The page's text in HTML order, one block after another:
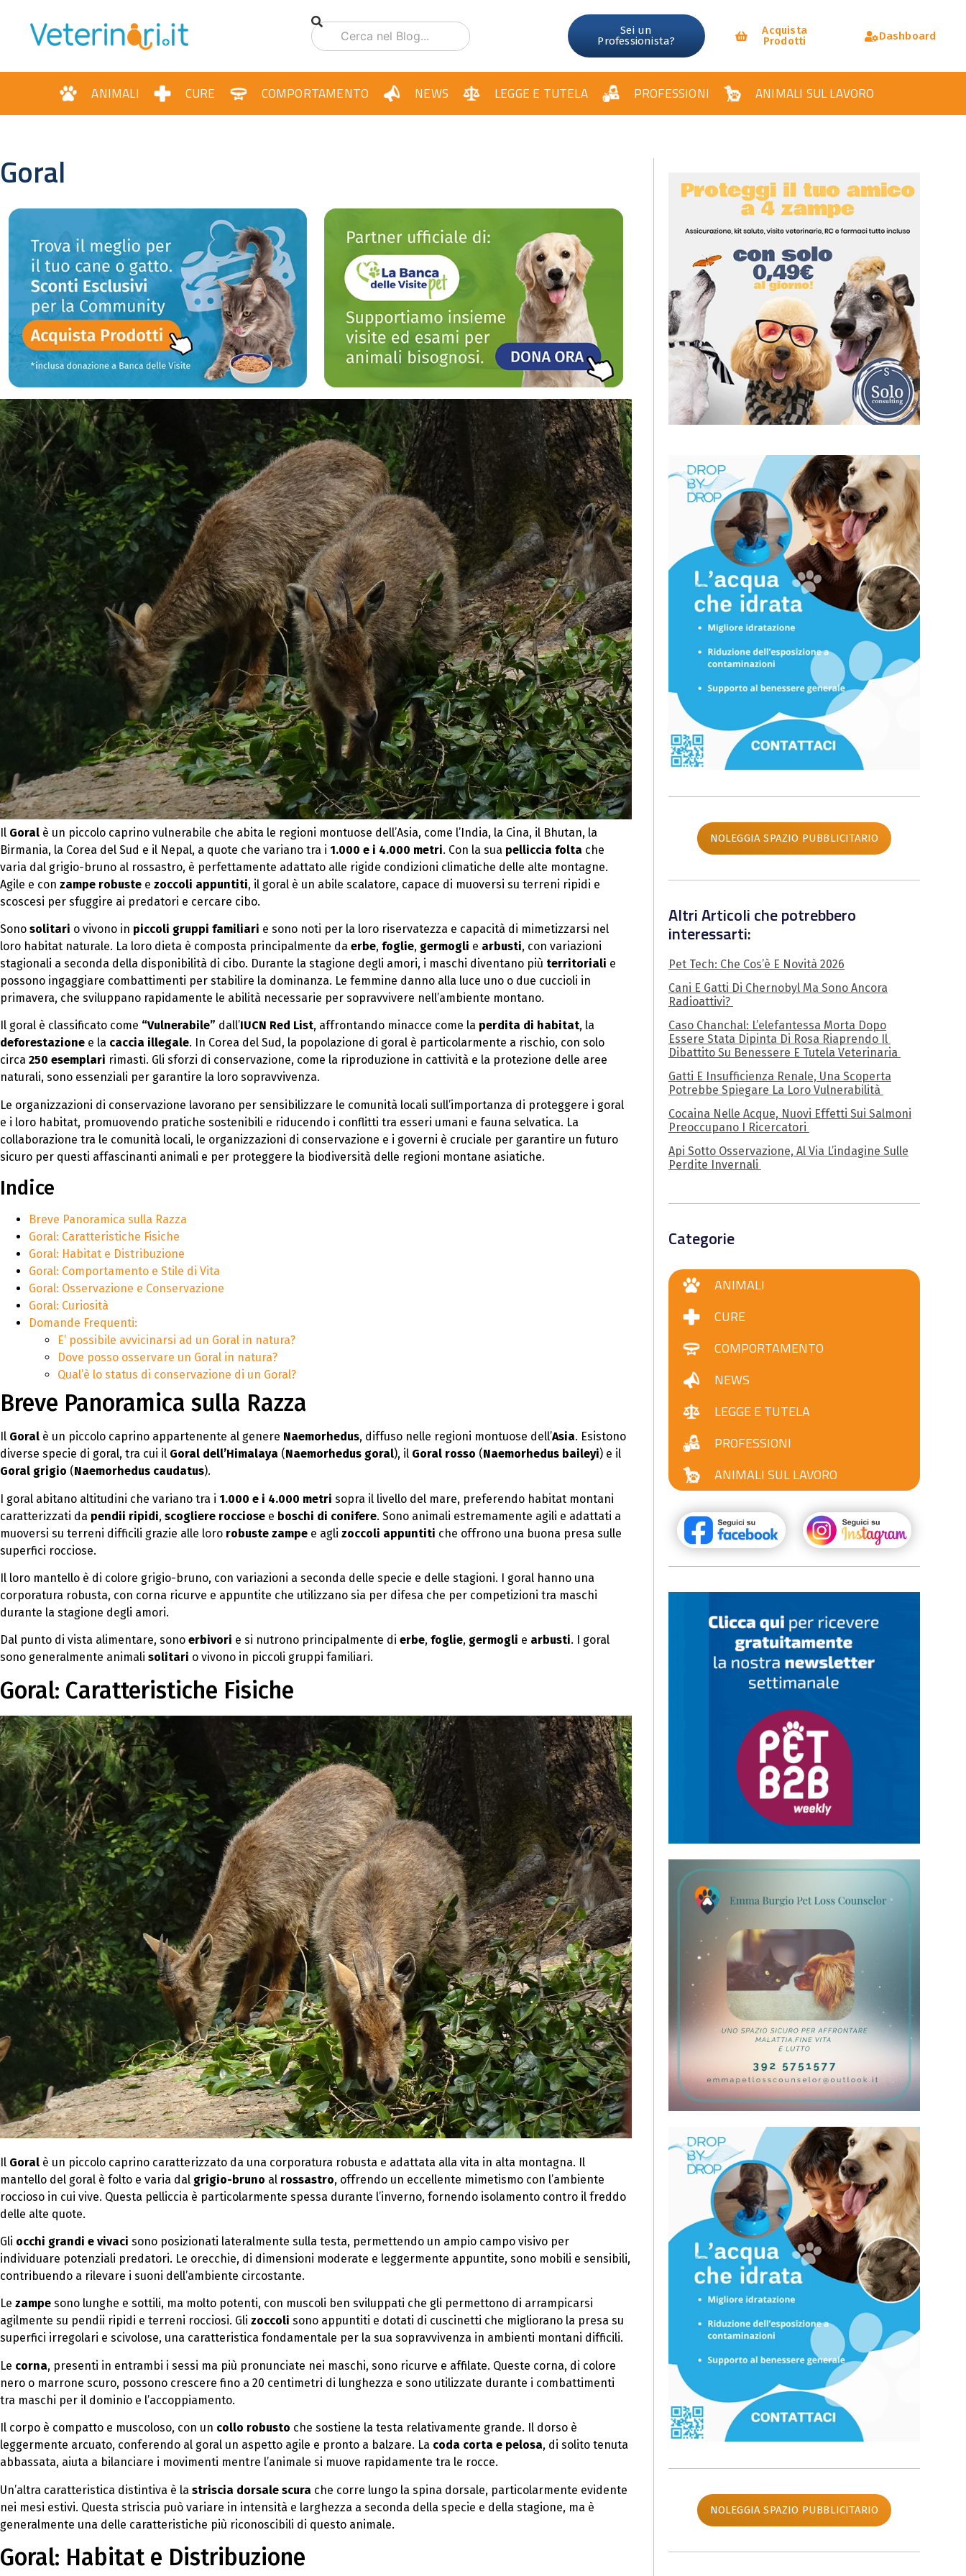
Sei un
Professionista?
Acquista
Prodotti
Dashboard
ANIMALI CURE COMPORTAMENTO NEWS LEGGE E TUTELA PROFESSIONI ANIMALI SUL LAVORO
Goral
Il Goral è un piccolo caprino vulnerabile che abita le regioni montuose dell’Asia, come l’India, la Cina, il Bhutan, la
Birmania, la Corea del Sud e il Nepal, a quote che variano tra i 1.000 e i 4.000 metri. Con la sua pelliccia folta che
varia dal grigio-bruno al rossastro, è perfettamente adattato alle rigide condizioni climatiche delle alte montagne.
Agile e con zampe robuste e zoccoli appuntiti, il goral è un abile scalatore, capace di muoversi su terreni ripidi e
scoscesi per sfuggire ai predatori e cercare cibo.
Sono solitari o vivono in piccoli gruppi familiari e sono noti per la loro riservatezza e capacità di mimetizzarsi nel
loro habitat naturale. La loro dieta è composta principalmente da erbe, foglie, germogli e arbusti, con variazioni
stagionali a seconda della disponibilità di cibo. Durante la stagione degli amori, i maschi diventano più territoriali e
possono ingaggiare combattimenti per stabilire la dominanza. Le femmine danno alla luce uno o due cuccioli in
primavera, che sviluppano rapidamente le abilità necessarie per sopravvivere nell’ambiente montano.
Il goral è classificato come “Vulnerabile” dall’IUCN Red List, affrontando minacce come la perdita di habitat, la
deforestazione e la caccia illegale. In Corea del Sud, la popolazione di goral è particolarmente a rischio, con solo
circa 250 esemplari rimasti. Gli sforzi di conservazione, come la riproduzione in cattività e la protezione delle aree
naturali, sono essenziali per garantire la loro sopravvivenza.
Le organizzazioni di conservazione lavorano per sensibilizzare le comunità locali sull’importanza di proteggere i goral
e i loro habitat, promuovendo pratiche sostenibili e riducendo i conflitti tra esseri umani e fauna selvatica. La
collaborazione tra le comunità locali, le organizzazioni di conservazione e i governi è cruciale per garantire un futuro
sicuro per questi affascinanti animali e per proteggere la biodiversità delle regioni montane asiatiche.
Indice
Breve Panoramica sulla Razza
Goral: Caratteristiche Fisiche
Goral: Habitat e Distribuzione
Goral: Comportamento e Stile di Vita
Goral: Osservazione e Conservazione
Goral: Curiosità
Domande Frequenti:
E’ possibile avvicinarsi ad un Goral in natura?
Dove posso osservare un Goral in natura?
Qual’è lo status di conservazione di un Goral?
Breve Panoramica sulla Razza
Il Goral è un piccolo caprino appartenente al genere Naemorhedus, diffuso nelle regioni montuose dell’Asia. Esistono
diverse specie di goral, tra cui il Goral dell’Himalaya (Naemorhedus goral), il Goral rosso (Naemorhedus baileyi) e il
Goral grigio (Naemorhedus caudatus).
I goral abitano altitudini che variano tra i 1.000 e i 4.000 metri sopra il livello del mare, preferendo habitat montani
caratterizzati da pendii ripidi, scogliere rocciose e boschi di conifere. Sono animali estremamente agili e adattati a
muoversi su terreni difficili grazie alle loro robuste zampe e agli zoccoli appuntiti che offrono una buona presa sulle
superfici rocciose.
Il loro mantello è di colore grigio-bruno, con variazioni a seconda delle specie e delle stagioni. I goral hanno una
corporatura robusta, con corna ricurve e appuntite che utilizzano sia per difesa che per competizioni tra maschi
durante la stagione degli amori.
Dal punto di vista alimentare, sono erbivori e si nutrono principalmente di erbe, foglie, germogli e arbusti. I goral
sono generalmente animali solitari o vivono in piccoli gruppi familiari.
Goral: Caratteristiche Fisiche
Il Goral è un piccolo caprino caratterizzato da una corporatura robusta e adattata alla vita in alta montagna. Il
mantello del goral è folto e varia dal grigio-bruno al rossastro, offrendo un eccellente mimetismo con l’ambiente
roccioso in cui vive. Questa pelliccia è particolarmente spessa durante l’inverno, fornendo isolamento contro il freddo
delle alte quote.
Gli occhi grandi e vivaci sono posizionati lateralmente sulla testa, permettendo un ampio campo visivo per
individuare potenziali predatori. Le orecchie, di dimensioni moderate e leggermente appuntite, sono mobili e sensibili,
contribuendo a rilevare i suoni dell’ambiente circostante.
Le zampe sono lunghe e sottili, ma molto potenti, con muscoli ben sviluppati che gli permettono di arrampicarsi
agilmente su pendii ripidi e terreni rocciosi. Gli zoccoli sono appuntiti e dotati di cuscinetti che migliorano la presa su
superfici irregolari e scivolose, una caratteristica fondamentale per la sua sopravvivenza in ambienti montani difficili.
Le corna, presenti in entrambi i sessi ma più pronunciate nei maschi, sono ricurve e affilate. Queste corna, di colore
nero o marrone scuro, possono crescere fino a 20 centimetri di lunghezza e sono utilizzate durante i combattimenti
tra maschi per il dominio e l’accoppiamento.
Il corpo è compatto e muscoloso, con un collo robusto che sostiene la testa relativamente grande. Il dorso è
leggermente arcuato, conferendo al goral un aspetto agile e pronto a balzare. La coda corta e pelosa, di solito tenuta
abbassata, aiuta a bilanciare i movimenti mentre l’animale si muove rapidamente tra le rocce.
Un’altra caratteristica distintiva è la striscia dorsale scura che corre lungo la spina dorsale, particolarmente evidente
nei mesi estivi. Questa striscia può variare in intensità e larghezza a seconda della specie e della stagione, ma è
generalmente una delle caratteristiche più riconoscibili di questo animale.
Goral: Habitat e Distribuzione
NOLEGGIA SPAZIO PUBBLICITARIO
Altri Articoli che potrebbero
interessarti:
Pet Tech: Che Cos’è E Novità 2026
Cani E Gatti Di Chernobyl Ma Sono Ancora
Radioattivi?
Caso Chanchal: L’elefantessa Morta Dopo
Essere Stata Dipinta Di Rosa Riaprendo Il
Dibattito Su Benessere E Tutela Veterinaria
Gatti E Insufficienza Renale, Una Scoperta
Potrebbe Spiegare La Loro Vulnerabilità
Cocaina Nelle Acque, Nuovi Effetti Sui Salmoni
Preoccupano I Ricercatori
Api Sotto Osservazione, Al Via L’indagine Sulle
Perdite Invernali
Categorie
ANIMALI
CURE
COMPORTAMENTO
NEWS
LEGGE E TUTELA
PROFESSIONI
ANIMALI SUL LAVORO
NOLEGGIA SPAZIO PUBBLICITARIO